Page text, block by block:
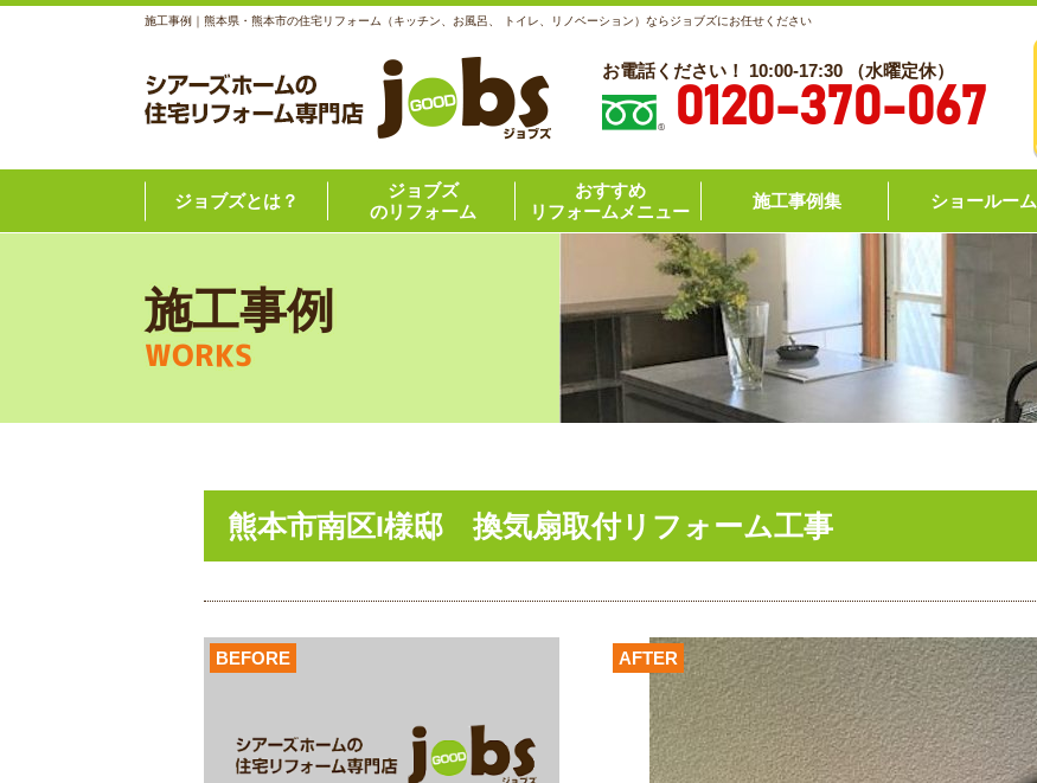
施工事例｜熊本県・熊本市の住宅リフォーム（キッチン、お風呂、 トイレ、リノベーション）ならジョブズにお任せください
お電話ください！ 10:00-17:30 （水曜定休）
0120-370-067
ジョブズとは？
ジョブズ
のリフォーム
おすすめ
リフォームメニュー
施工事例集 ショールーム
施工事例
WORKS
熊本市南区I様邸 換気扇取付リフォーム工事
AFTER
BEFORE